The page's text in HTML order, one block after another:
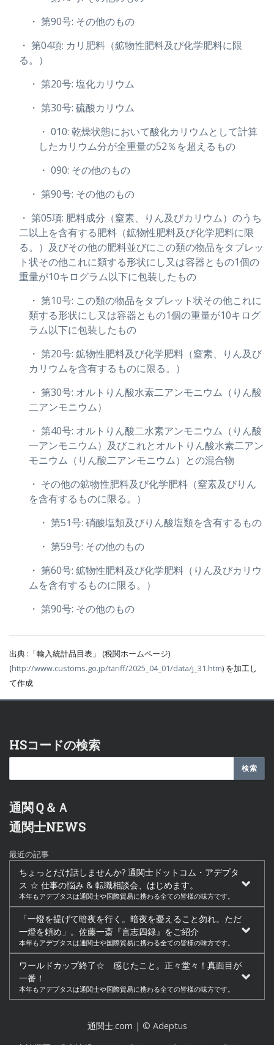
・ 第90号: その他のもの
・ 第04項: カリ肥料（鉱物性肥料及び化学肥料に限
る。）
・ 第20号: 塩化カリウム
・ 第30号: 硫酸カリウム
・ 010: 乾燥状態において酸化カリウムとして計算
したカリウム分が全重量の52％を超えるもの
・ 090: その他のもの
・ 第90号: その他のもの
・ 第05項: 肥料成分（窒素、りん及びカリウム）のうち
二以上を含有する肥料（鉱物性肥料及び化学肥料に限
る。）及びその他の肥料並びにこの類の物品をタブレッ
ト状その他これに類する形状にし又は容器ともの1個の
重量が10キログラム以下に包装したもの
・ 第10号: この類の物品をタブレット状その他これに
類する形状にし又は容器ともの1個の重量が10キログ
ラム以下に包装したもの
・ 第20号: 鉱物性肥料及び化学肥料（窒素、りん及び
カリウムを含有するものに限る。）
・ 第30号: オルトりん酸水素二アンモニウム（りん酸
二アンモニウム）
・ 第40号: オルトりん酸二水素アンモニウム（りん酸
一アンモニウム）及びこれとオルトりん酸水素二アン
モニウム（りん酸二アンモニウム）との混合物
・ その他の鉱物性肥料及び化学肥料（窒素及びりん
を含有するものに限る。）
・ 第51号: 硝酸塩類及びりん酸塩類を含有するもの
・ 第59号: その他のもの
・ 第60号: 鉱物性肥料及び化学肥料（りん及びカリウ
ムを含有するものに限る。）
・ 第90号: その他のもの
出典 :「輸入統計品目表」 (税関ホームページ)
(http://www.customs.go.jp/tariff/2025_04_01/data/j_31.htm) を加工し
て作成
HSコードの検索
通関Ｑ＆Ａ
通関士NEWS
最近の記事
ちょっとだけ話しませんか? 通関士ドットコム・アデプタ
ス ☆ 仕事の悩み & 転職相談会、はじめます。
本年もアデプタスは通関士や国際貿易に携わる全ての皆様の味方です。
「一燈を提げて暗夜を行く。暗夜を憂えること勿れ。ただ
一燈を頼め」。佐藤一斎『言志四録』をご紹介
本年もアデプタスは通関士や国際貿易に携わる全ての皆様の味方です。
ワールドカップ終了☆ 感じたこと。正々堂々！真面目が
一番！
本年もアデプタスは通関士や国際貿易に携わる全ての皆様の味方です。
通関士.com | © Adeptus